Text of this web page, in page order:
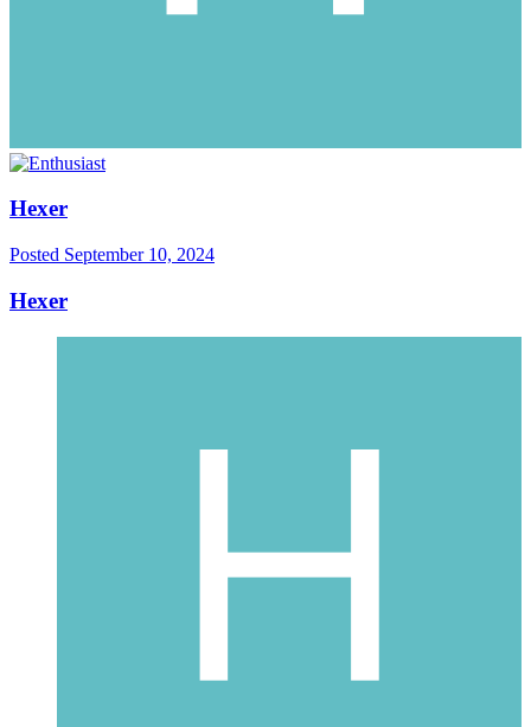
Hexer
Posted September 10, 2024
Hexer